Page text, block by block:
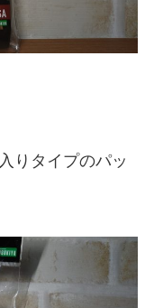
りタイプのパッ